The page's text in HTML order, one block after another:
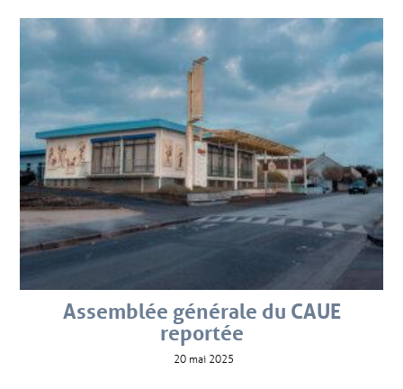
Assemblée générale du CAUE
reportée
20 mai 2025